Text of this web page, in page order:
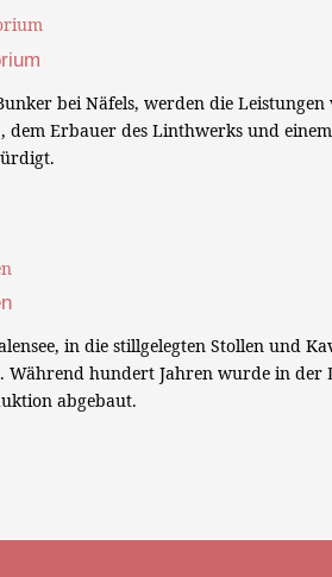
bei Näfels, werden die
dem Erbauer des Linthwerks und
in die stillgelegten Stollen und
Während hundert Jahren wurde in der
abgebaut.